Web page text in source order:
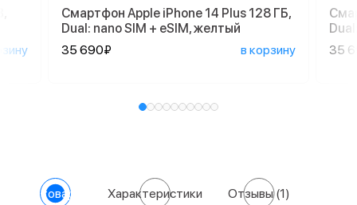
Смартфон Apple iPhone 14 Plus 128 ГБ,
Dual: nano SIM + eSIM, желтый
35 690₽
в корзину
35
О товаре Характеристики Отзывы(1)